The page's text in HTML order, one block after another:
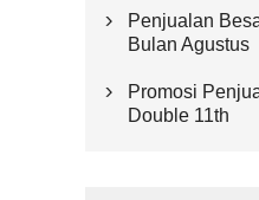

Penjualan
Bulan Agustus

Promosi
Double 11th